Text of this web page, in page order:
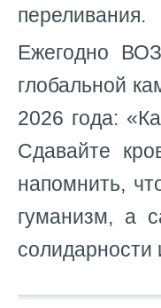
переливания.
Ежегодно
глобальной
2026 года:
Сдавайте
напомнить,
гуманизм, а
солидарности